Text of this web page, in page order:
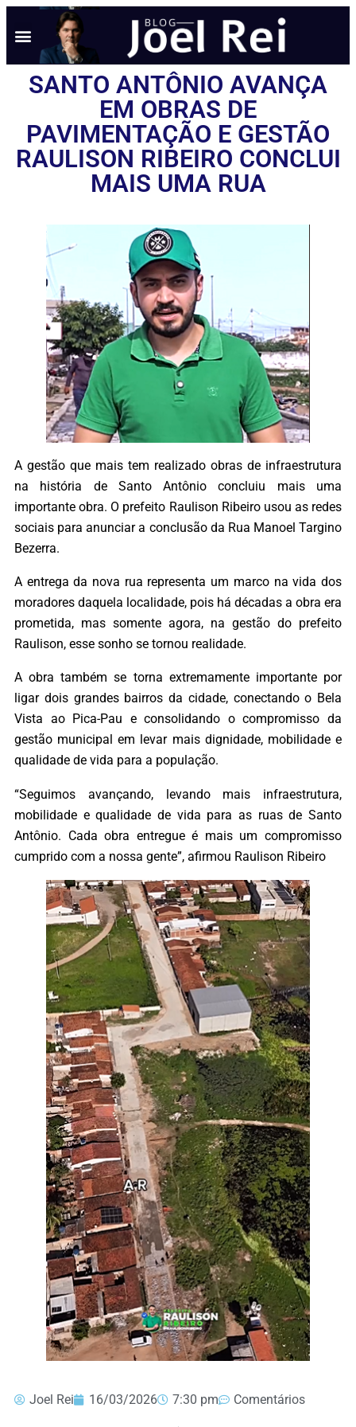
SANTO ANTÔNIO AVANÇA
EM OBRAS DE
PAVIMENTAÇÃO E GESTÃO
RAULISON RIBEIRO CONCLUI
MAIS UMA RUA
A gestão que mais tem realizado obras de infraestrutura
na história de Santo Antônio concluiu mais uma
importante obra. O prefeito Raulison Ribeiro usou as redes
sociais para anunciar a conclusão da Rua Manoel Targino
Bezerra.
A entrega da nova rua representa um marco na vida dos
moradores daquela localidade, pois há décadas a obra era
prometida, mas somente agora, na gestão do prefeito
Raulison, esse sonho se tornou realidade.
A obra também se torna extremamente importante por
ligar dois grandes bairros da cidade, conectando o Bela
Vista ao Pica-Pau e consolidando o compromisso da
gestão municipal em levar mais dignidade, mobilidade e
qualidade de vida para a população.
“Seguimos avançando, levando mais infraestrutura,
mobilidade e qualidade de vida para as ruas de Santo
Antônio. Cada obra entregue é mais um compromisso
cumprido com a nossa gente”, afirmou Raulison Ribeiro
Joel Rei 16/03/2026 7:30 pm Comentários